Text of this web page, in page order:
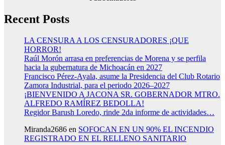
Recent Posts
LA CENSURA A LOS CENSURADORES ¡QUE
HORROR!
Raúl Morón arrasa en preferencias de Morena y se perfila
hacia la gubernatura de Michoacán en 2027
Francisco Pérez-Ayala, asume la Presidencia del Club Rotario
Zamora Industrial, para el periodo 2026–2027
¡BIENVENIDO A JACONA SR. GOBERNADOR MTRO.
ALFREDO RAMÍREZ BEDOLLA!
Regidor Barush Loredo, rinde 2da informe de actividades…
Miranda2686 en SOFOCAN EN UN 90% EL INCENDIO
REGISTRADO EN EL RELLENO SANITARIO